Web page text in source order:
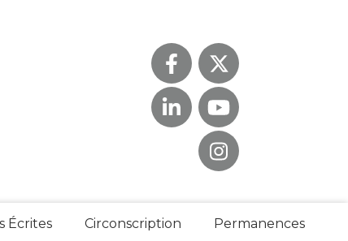
Écrites Circonscription Permanences